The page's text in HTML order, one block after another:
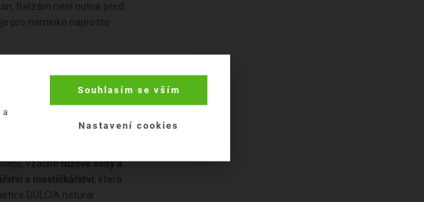
Balzám není nutné před
pro miminko naprosto
v bio kvalitě. Vosk
vysrážet. Při teplotě
vzácnérůžové vody a
a mastičkářství, která
DULCIA natural
a
Souhlasím se vším
Nastavení cookies